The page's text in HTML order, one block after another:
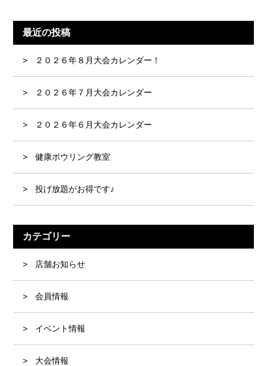
最近の投稿
２０２６年８月大会カレンダー！
２０２６年７月大会カレンダー
２０２６年６月大会カレンダー
健康ボウリング教室
投げ放題がお得です♪
カテゴリー
店舗お知らせ
会員情報
イベント情報
大会情報